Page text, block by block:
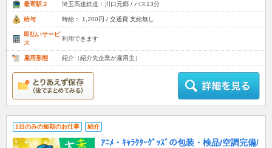
最寄駅２ 埼玉高速鉄道：川口元郷 / バス13分
給与 時給： 1,200円 / 交通費 支給無し
即払いサービ
ス
利用できます
雇用形態 紹介（紹介先企業が雇用主）
1日のみの短期のお仕事 紹介
ｱﾆﾒ・ｷｬﾗｸﾀｰｸﾞｯｽﾞの包装・検品/空調完備/